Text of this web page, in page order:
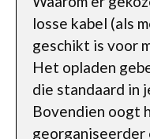
losse kabel (als
geschikt is voor
Het opladen
die standaard in
Bovendien oogt
georganiseerder